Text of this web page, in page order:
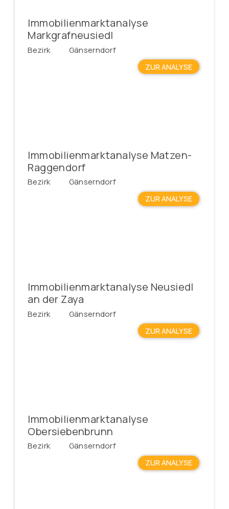
Immobilienmarktanalyse
Markgrafneusiedl
Bezirk Gänserndorf
ZUR ANALYSE
Immobilienmarktanalyse Matzen-
Raggendorf
Bezirk Gänserndorf
ZUR ANALYSE
Immobilienmarktanalyse Neusiedl
an der Zaya
Bezirk Gänserndorf
ZUR ANALYSE
Immobilienmarktanalyse
Obersiebenbrunn
Bezirk Gänserndorf
ZUR ANALYSE